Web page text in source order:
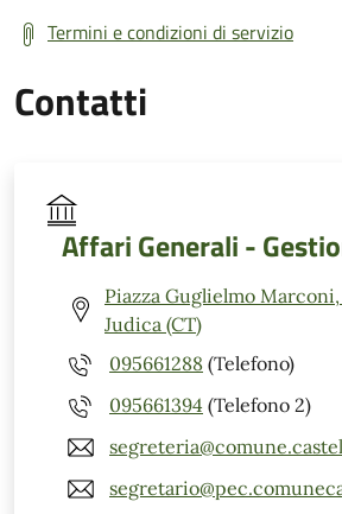
Termini e condizioni di servizio
Contatti
Affari Generali -
Piazza Guglielmo
Judica (CT)
095661288 (Telefono)
095661394 (Telefono 2)